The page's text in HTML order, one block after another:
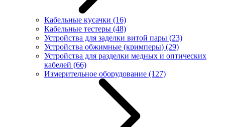
Кабельные кусачки (16)
Кабельные тестеры (48)
Устройства для заделки витой пары (23)
Устройства обжимные (кримперы) (29)
Устройства для разделки медных и оптических
кабелей (66)
Измерительное оборудование (127)